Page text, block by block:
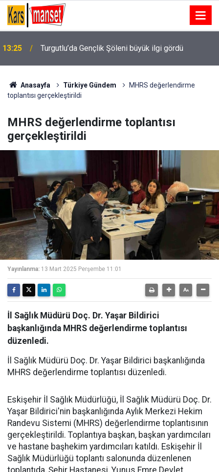
13:25 Turgutlu’da Gençlik Şöleni büyük ilgi gördü
Anasayfa Türkiye Gündem
MHRS değerlendirme
toplantısı gerçekleştirildi
MHRS değerlendirme toplantısı
gerçekleştirildi
Yayınlanma: 13 Mart 2025 Perşembe 11:01
İl Sağlık Müdürü Doç. Dr. Yaşar Bildirici
başkanlığında MHRS değerlendirme toplantısı
düzenledi.
İl Sağlık Müdürü Doç. Dr. Yaşar Bildirici başkanlığında
MHRS değerlendirme toplantısı düzenledi.
Eskişehir İl Sağlık Müdürlüğü, İl Sağlık Müdürü Doç. Dr.
Yaşar Bildirici'nin başkanlığında Aylık Merkezi Hekim
Randevu Sistemi (MHRS) değerlendirme toplantısının
gerçekleştirildi. Toplantıya başkan, başkan yardımcıları
ve hastane başhekim yardımcıları katıldı. Eskişehir İl
Sağlık Müdürlüğü toplantı salonunda düzenlenen
toplantıda, Şehir Hastanesi, Yunus Emre Devlet